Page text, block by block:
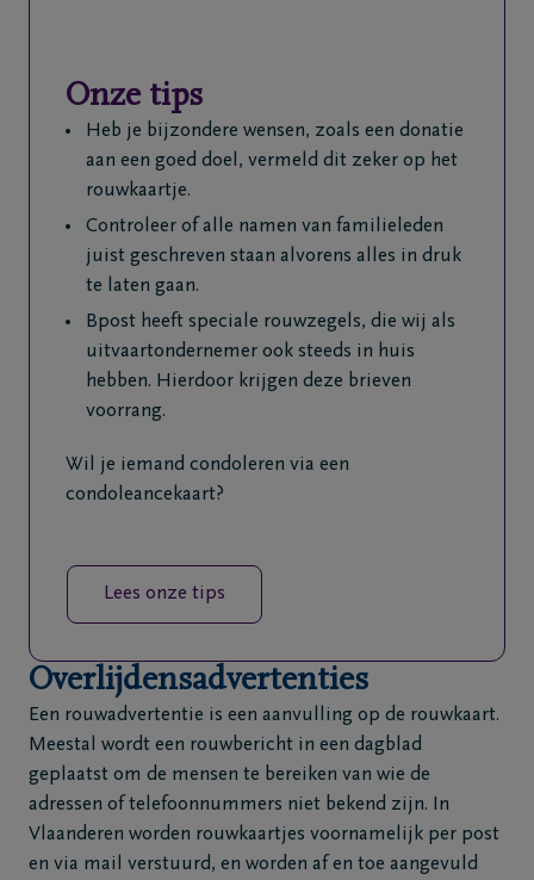
Onze tips
Heb je bijzondere wensen, zoals een donatie
aan een goed doel, vermeld dit zeker op het
rouwkaartje.
Controleer of alle namen van familieleden
juist geschreven staan alvorens alles in druk
te laten gaan.
Bpost heeft speciale rouwzegels, die wij als
uitvaartondernemer ook steeds in huis
hebben. Hierdoor krijgen deze brieven
voorrang.
Wil je iemand condoleren via een
condoleancekaart?
Lees onze tips
Overlijdensadvertenties
Een rouwadvertentie is een aanvulling op de rouwkaart.
Meestal wordt een rouwbericht in een dagblad
geplaatst om de mensen te bereiken van wie de
adressen of telefoonnummers niet bekend zijn. In
Vlaanderen worden rouwkaartjes voornamelijk per post
en via mail verstuurd, en worden af en toe aangevuld